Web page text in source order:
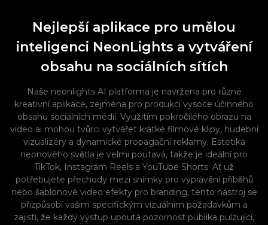
Nejlepší aplikace pro umělou
inteligenci NeonLights a vytváření
obsahu na sociálních sítích
Naše neonlights AI platforma je navržena pro různé
kreativní aplikace, zejména pro produkci vysoce účinného
obsahu sociálních médií. Využitím pokročilého obrazu na
video ai mohou tvůrci vytvářet krátké filmové klipy, hudební
vizualizéry a dynamické propagační reklamy. Estetika
neonového světla je velmi poutavá, takže je ideální pro
TikTok, Instagram Reels a YouTube Shorts. Ať už
potřebujete přechody mezi snímky pro vyprávění příběhů
nebo šablonové video efekty pro branding, tento nástroj se
přizpůsobí vašim specifickým vizuálním požadavkům a
zajistí, že každý výstup upoutá pozornost publika pulzující,